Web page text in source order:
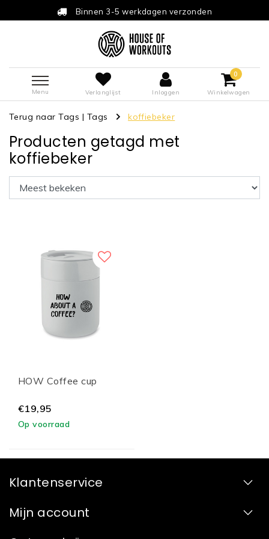
Binnen 3-5 werkdagen verzonden
Menu Verlanglijst Inloggen
0
Winkelwagen
Terug naar Tags | Tags koffiebeker
Producten getagd met
koffiebeker
HOW Coffee cup
€19,95
Op voorraad
Klantenservice
Mijn account